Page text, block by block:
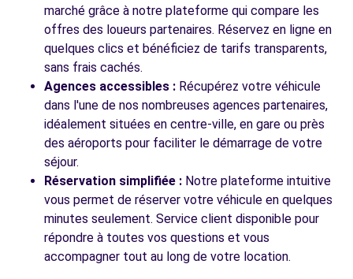
marché grâce à notre plateforme qui compare les
offres des loueurs partenaires. Réservez en ligne en
quelques clics et bénéficiez de tarifs transparents,
sans frais cachés.
Agences accessibles : Récupérez votre véhicule
dans l'une de nos nombreuses agences partenaires,
idéalement situées en centre-ville, en gare ou près
des aéroports pour faciliter le démarrage de votre
séjour.
Réservation simplifiée : Notre plateforme intuitive
vous permet de réserver votre véhicule en quelques
minutes seulement. Service client disponible pour
répondre à toutes vos questions et vous
accompagner tout au long de votre location.